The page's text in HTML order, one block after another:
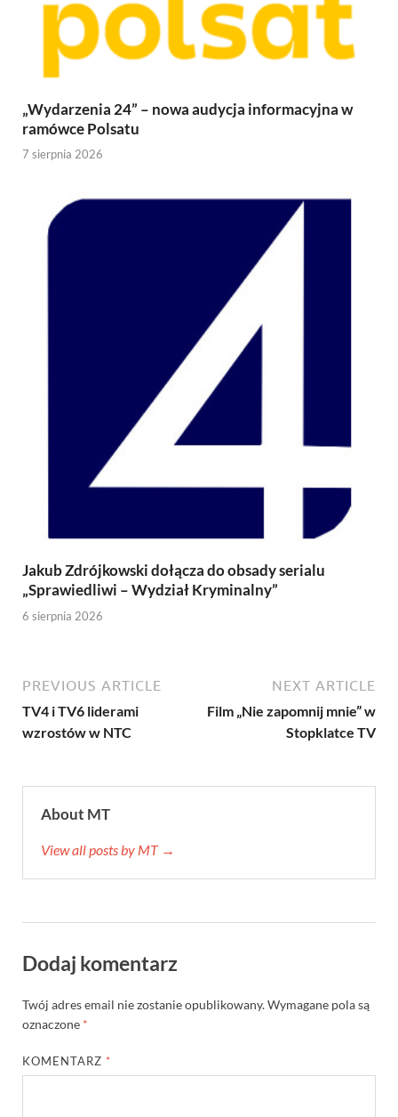
„Wydarzenia 24” – nowa audycja informacyjna w
ramówce Polsatu
7 sierpnia 2026
Jakub Zdrójkowski dołącza do obsady serialu
„Sprawiedliwi – Wydział Kryminalny”
6 sierpnia 2026
PREVIOUS ARTICLE
TV4 i TV6 liderami
wzrostów w NTC
NEXT ARTICLE
Film „Nie zapomnij mnie” w
Stopklatce TV
About MT
View all posts by MT →
Dodaj komentarz
Twój adres email nie zostanie opublikowany.Wymagane pola są
oznaczone *
KOMENTARZ *